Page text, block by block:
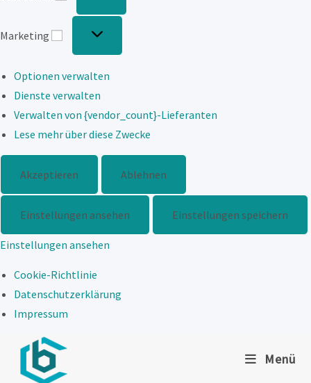
Marketing
Marketing
Optionen verwalten
Dienste verwalten
Verwalten von {vendor_count}-Lieferanten
Lese mehr über diese Zwecke
Akzeptieren Ablehnen
Einstellungen ansehen Einstellungen speichern
Einstellungen ansehen
Cookie-Richtlinie
Datenschutzerklärung
Impressum
springen
Menü